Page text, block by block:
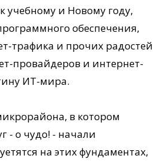
и Новому году,
обеспечения,
трафика и прочих радостей
провайдеров и интернет-
ИТ-мира.
в котором
- о чудо! - начали
на этих фундаментах,